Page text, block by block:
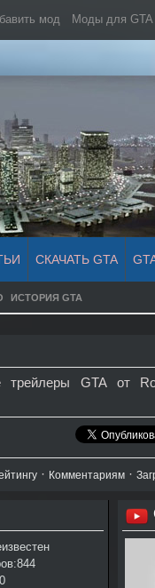
мод Моды для GTA
СКАЧАТЬ GTA
ИСТОРИЯ GTA
GTA от
· Комментариям ·